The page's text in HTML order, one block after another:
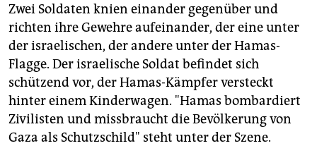
genossenschaft
epaper login
Zwei Soldaten knien einander gegenüber und
richten ihre Gewehre aufeinander, der eine unter
der israelischen, der andere unter der Hamas-
Flagge. Der israelische Soldat befindet sich
schützend vor, der Hamas-Kämpfer versteckt
hinter einem Kinderwagen. "Hamas bombardiert
Zivilisten und missbraucht die Bevölkerung von
Gaza als Schutzschild" steht unter der Szene.